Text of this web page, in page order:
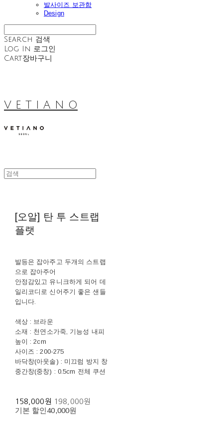
발사이즈 보관함
Design
Search 검색
Log In 로그인
Cart장바구니
V E T I A N O
[오알] 탄 투 스트랩
플랫
발등은 잡아주고 두개의 스트랩
으로 잡아주어
안정감있고 유니크하게 되어 데
일리코디로 신어주기 좋은 샌들
입니다.
색상 : 브라운
소재 : 천연소가죽, 기능성 내피
높이 : 2cm
사이즈 : 200-275
바닥창(아웃솔) : 미끄럼 방지 창
중간창(중창) : 0.5cm 전체 쿠션
158,000원 198,000원
기본 할인40,000원